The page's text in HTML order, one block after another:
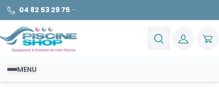
04 82 53 29 75 -
MENU